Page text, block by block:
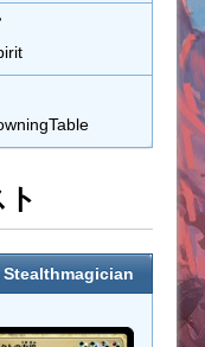
Stealthmagician